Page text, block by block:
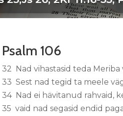
Psalm 106
32 Nad vihastasid teda Meriba
33 Sest nad tegid ta meele
34 Nad ei hävitanud rahvaid,
35 vaid nad segasid endid